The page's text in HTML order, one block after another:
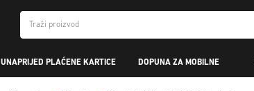
UNAPRIJED PLAĆENE KARTICE DOPUNA ZA MOBILNE